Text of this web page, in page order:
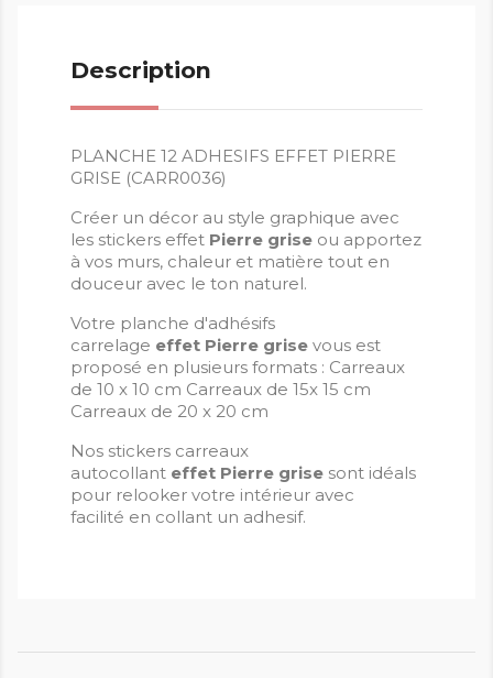
Description
PLANCHE 12 ADHESIFS EFFET PIERRE
GRISE (CARR0036)
Créer un décor au style graphique avec
les stickers effet Pierre grise ou apportez
à vos murs, chaleur et matière tout en
douceur avec le ton naturel.
Votre planche d'adhésifs
carrelage effet Pierre grise vous est
proposé en plusieurs formats : Carreaux
de 10 x 10 cm Carreaux de 15x 15 cm
Carreaux de 20 x 20 cm
Nos stickers carreaux
autocollant effet Pierre grise sont idéals
pour relooker votre intérieur avec
facilité en collant un adhesif.